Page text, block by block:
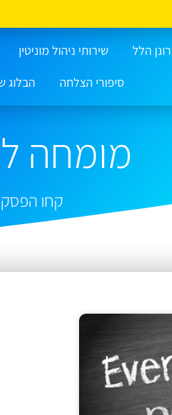
הלל שירותי ניהול מוניטין
סיפורי הצלחה
הבלוג
מומחה
קחו